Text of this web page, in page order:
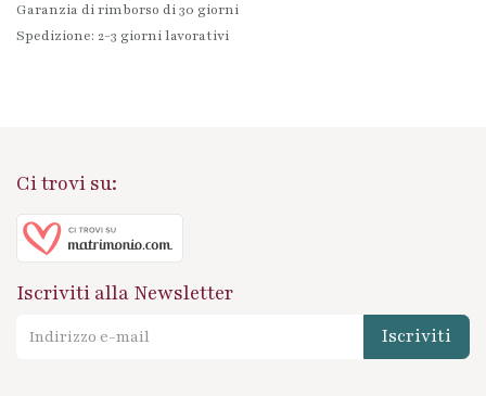
Garanzia di rimborso di 30 giorni
Spedizione: 2-3 giorni lavorativi
Ci trovi su:
Iscriviti alla Newsletter
Iscriviti